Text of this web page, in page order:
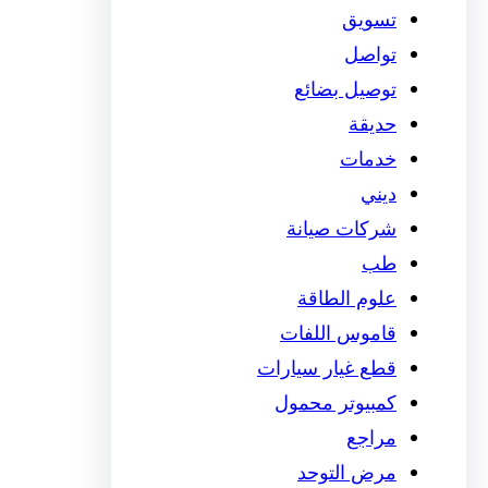
تسويق
تواصل
توصيل بضائع
حديقة
خدمات
ديني
شركات صيانة
طب
علوم الطاقة
قاموس اللفات
قطع غيار سيارات
كمبيوتر محمول
مراجع
مرض التوحد